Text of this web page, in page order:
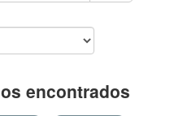
encontrados